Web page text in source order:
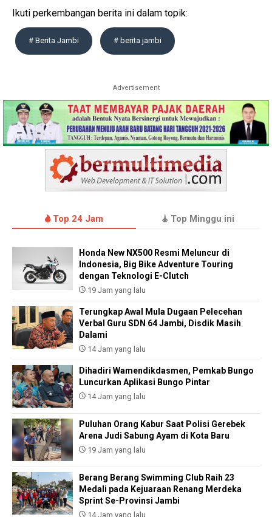
Ikuti perkembangan berita ini dalam topik:
# Berita Jambi # berita jambi
Advertisement
Top 24 Jam Top Minggu ini
Honda New NX500 Resmi Meluncur di
Indonesia, Big Bike Adventure Touring
dengan Teknologi E-Clutch
19 Jam yang lalu
Terungkap Awal Mula Dugaan Pelecehan
Verbal Guru SDN 64 Jambi, Disdik Masih
Dalami
14 Jam yang lalu
Dihadiri Wamendikdasmen, Pemkab Bungo
Luncurkan Aplikasi Bungo Pintar
14 Jam yang lalu
Puluhan Orang Kabur Saat Polisi Gerebek
Arena Judi Sabung Ayam di Kota Baru
19 Jam yang lalu
Berang Berang Swimming Club Raih 23
Medali pada Kejuaraan Renang Merdeka
Sprint Se-Provinsi Jambi
14 Jam yang lalu